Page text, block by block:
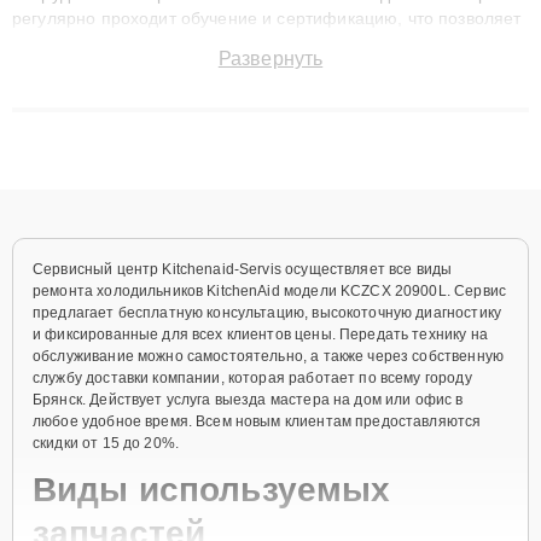
регулярно проходит обучение и сертификацию, что позволяет
технику с сохранением гарантии до 3 лет. Наши мастера
Развернуть
Сервисный центр Kitchenaid-Servis осуществляет все виды
ремонта холодильников KitchenAid модели KCZCX 20900L. Сервис
предлагает бесплатную консультацию, высокоточную диагностику
и фиксированные для всех клиентов цены. Передать технику на
обслуживание можно самостоятельно, а также через собственную
службу доставки компании, которая работает по всему городу
Брянск. Действует услуга выезда мастера на дом или офис в
любое удобное время. Всем новым клиентам предоставляются
скидки от 15 до 20%.
Виды используемых
запчастей